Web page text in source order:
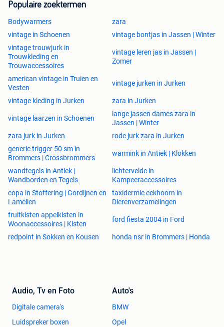
Populaire zoektermen
Bodywarmers
zara
vintage in Schoenen
vintage bontjas in Jassen | Winter
vintage trouwjurk in
Trouwkleding en
Trouwaccessoires
vintage leren jas in Jassen |
Zomer
american vintage in Truien en
Vesten
vintage jurken in Jurken
vintage kleding in Jurken zara in Jurken
vintage laarzen in Schoenen
lange jassen dames zara in
Jassen | Winter
zara jurk in Jurken
rode jurk zara in Jurken
generic trigger 50 sm in
Brommers | Crossbrommers
warmink in Antiek | Klokken
wandtegels in Antiek |
Wandborden en Tegels
lichtervelde in
Kampeeraccessoires
copa in Stoffering | Gordijnen en
Lamellen
taxidermie eekhoorn in
Dierenverzamelingen
fruitkisten appelkisten in
Woonaccessoires | Kisten
ford fiesta 2004 in Ford
redpoint in Sokken en Kousen honda nsr in Brommers | Honda
Audio, Tv en Foto
Digitale camera's
Luidspreker boxen
Auto's
BMW
Opel